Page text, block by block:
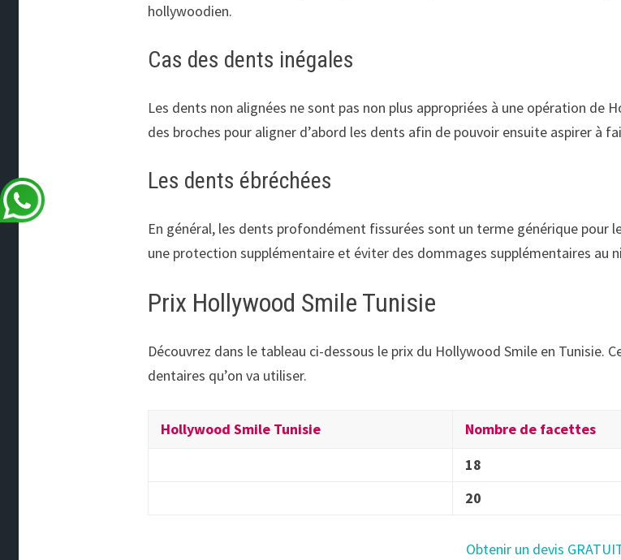
hollywoodien.
Cas des dents inégales
Les dents non alignées ne sont pas non plus appropriées à une opération de
des broches pour aligner d’abord les dents afin de pouvoir ensuite aspirer à
Les dents ébréchées
En général, les dents profondément fissurées sont un terme générique pour
une protection supplémentaire et éviter des dommages supplémentaires au
Prix Hollywood Smile Tunisie
Découvrez dans le tableau ci-dessous le prix du Hollywood Smile en Tunisie.
dentaires qu’on va utiliser.
Hollywood Smile Tunisie Nombre de facettes
18
20
Obtenir un devis